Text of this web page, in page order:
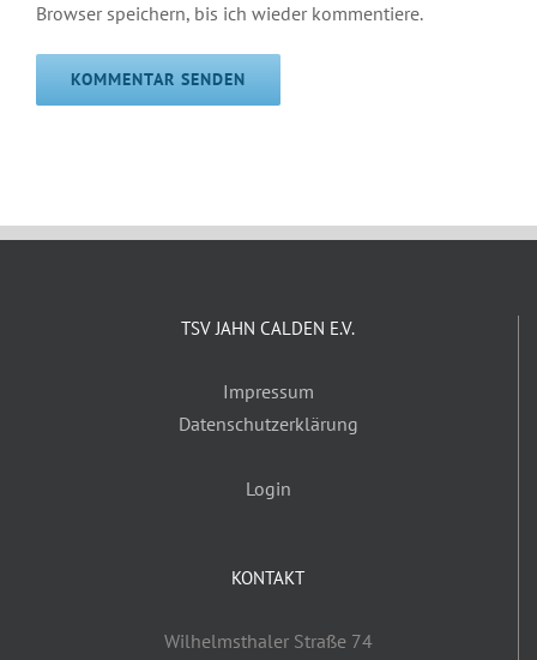
Browser speichern, bis ich wieder kommentiere.
TSV JAHN CALDEN E.V.
Impressum
Datenschutzerklärung
Login
KONTAKT
Wilhelmsthaler Straße 74